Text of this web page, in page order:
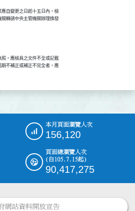
自變更之日起十五日內，檢
轉請中央主管機關辦理換發
，應檢具之文件不全或記載
不補正或補正不完全者，應
本月頁面瀏覽人次
156,120
頁面總瀏覽人次
(自105.7.15起)
90,417,275
網站資料開放宣告